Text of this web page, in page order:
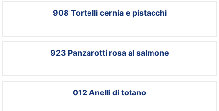
908 Tortelli cernia e pistacchi
923 Panzarotti rosa al salmone
012 Anelli di totano